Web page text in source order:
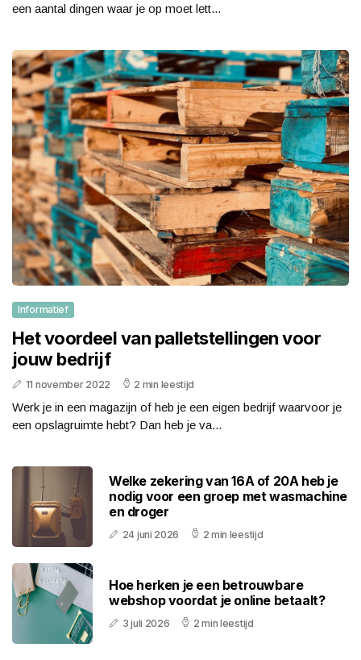
een aantal dingen waar je op moet lett...
Informatief
Het voordeel van palletstellingen voor
jouw bedrijf
11 november 2022 2 min leestijd
Werk je in een magazijn of heb je een eigen bedrijf waarvoor je
een opslagruimte hebt? Dan heb je va...
Welke zekering van 16A of 20A heb je
nodig voor een groep met wasmachine
en droger
24 juni 2026 2 min leestijd
Hoe herken je een betrouwbare
webshop voordat je online betaalt?
3 juli 2026 2 min leestijd